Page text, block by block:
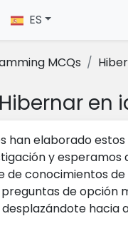
ES
MCQs
en
han elaborado estos
y esperamos
de conocimientos
de opción
desplazándote hacia